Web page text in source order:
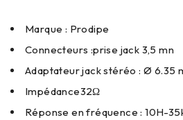
Marque : Prodipe
Connecteurs :prise jack 3,5 mn
Adaptateur jack stéréo : Ø 6.35
Impédance32Ω
Réponse en fréquence : 10H-